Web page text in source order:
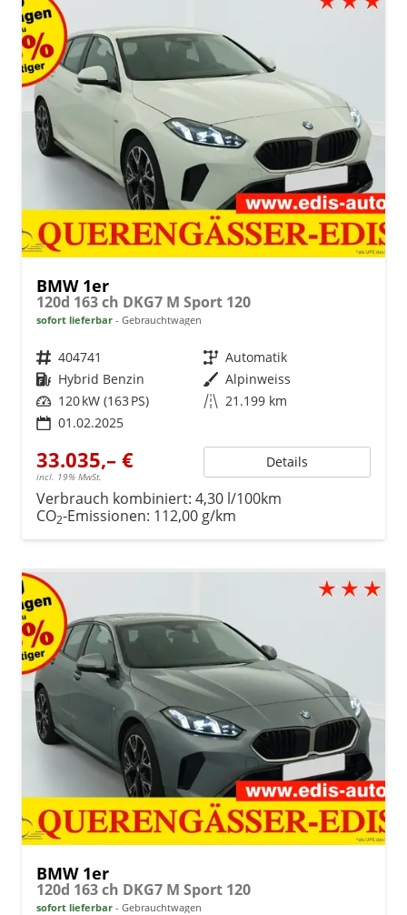
BMW 1er
120d 163 ch DKG7 M Sport 120
sofort lieferbar Gebrauchtwagen
Fahrzeugnr. 404741 Getriebe Automatik
Kraftstoff Hybrid Benzin Außenfarbe Alpinweiss
Leistung 120 kW (163 PS) Kilometerstand 21.199 km
01.02.2025
33.035,– €
incl. 19% MwSt.
Details
Verbrauch kombiniert: 4,30 l/100km
CO2-Emissionen: 112,00 g/km
BMW 1er
120d 163 ch DKG7 M Sport 120
sofort lieferbar Gebrauchtwagen